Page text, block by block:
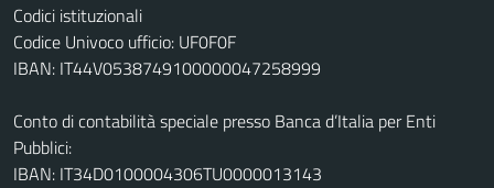
Codici istituzionali
Codice Univoco ufficio: UF0F0F
IBAN: IT44V0538749100000047258999
Conto di contabilità speciale presso Banca d’Italia per Enti
Pubblici:
IBAN: IT34D0100004306TU0000013143